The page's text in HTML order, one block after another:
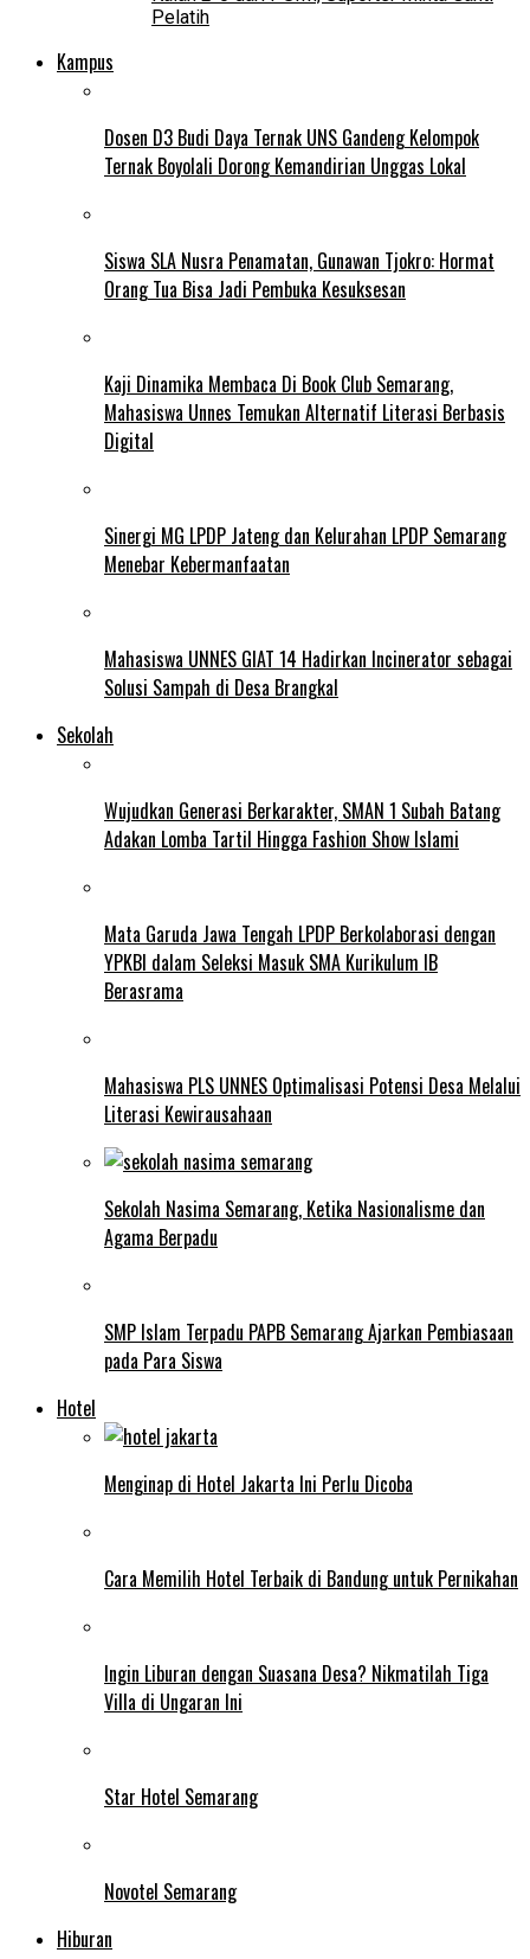
Pelatih
Kampus
Dosen D3 Budi Daya Ternak UNS Gandeng Kelompok
Ternak Boyolali Dorong Kemandirian Unggas Lokal
Siswa SLA Nusra Penamatan, Gunawan Tjokro: Hormat
Orang Tua Bisa Jadi Pembuka Kesuksesan
Kaji Dinamika Membaca Di Book Club Semarang,
Mahasiswa Unnes Temukan Alternatif Literasi Berbasis
Digital
Sinergi MG LPDP Jateng dan Kelurahan LPDP Semarang
Menebar Kebermanfaatan
Mahasiswa UNNES GIAT 14 Hadirkan Incinerator sebagai
Solusi Sampah di Desa Brangkal
Sekolah
Wujudkan Generasi Berkarakter, SMAN 1 Subah Batang
Adakan Lomba Tartil Hingga Fashion Show Islami
Mata Garuda Jawa Tengah LPDP Berkolaborasi dengan
YPKBI dalam Seleksi Masuk SMA Kurikulum IB
Berasrama
Mahasiswa PLS UNNES Optimalisasi Potensi Desa Melalui
Literasi Kewirausahaan
Sekolah Nasima Semarang, Ketika Nasionalisme dan
Agama Berpadu
SMP Islam Terpadu PAPB Semarang Ajarkan Pembiasaan
pada Para Siswa
Hotel
Menginap di Hotel Jakarta Ini Perlu Dicoba
Cara Memilih Hotel Terbaik di Bandung untuk Pernikahan
Ingin Liburan dengan Suasana Desa? Nikmatilah Tiga
Villa di Ungaran Ini
Star Hotel Semarang
Novotel Semarang
Hiburan